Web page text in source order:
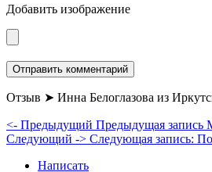
Добавить изображение
Отзыв ➤ Инна Белоглазова из
<- Предыдущий Предыдущая запись
Следующий -> Следующая запись:
Написать